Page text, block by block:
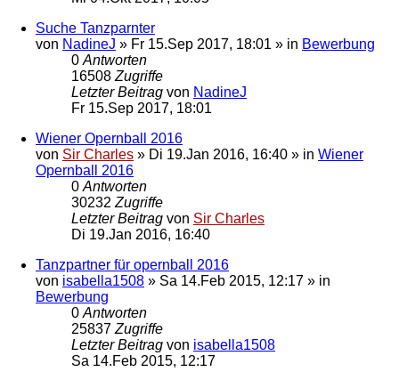
Suche Tanzparnter
von NadineJ » Fr 15.Sep 2017, 18:01 » in Bewerbung
0 Antworten
16508 Zugriffe
Letzter Beitrag von NadineJ
Fr 15.Sep 2017, 18:01
Wiener Opernball 2016
von Sir Charles » Di 19.Jan 2016, 16:40 » in Wiener
Opernball 2016
0 Antworten
30232 Zugriffe
Letzter Beitrag von Sir Charles
Di 19.Jan 2016, 16:40
Tanzpartner für opernball 2016
von isabella1508 » Sa 14.Feb 2015, 12:17 » in
Bewerbung
0 Antworten
25837 Zugriffe
Letzter Beitrag von isabella1508
Sa 14.Feb 2015, 12:17